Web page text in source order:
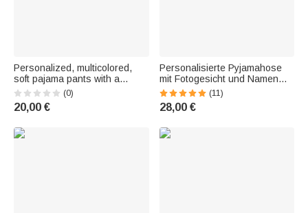
Personalized, multicolored,
soft pajama pants with a
dinosaur-themed name cloud
—perfect for everyday wear
and as a birthday gift for
(0)
20,00 €
Personalisierte Pyjamahose
mit Fotogesicht und Namen
Alltagsgebrauch Party
Geburtstag Geschenk für
Familie Tierhalter
(11)
28,00 €